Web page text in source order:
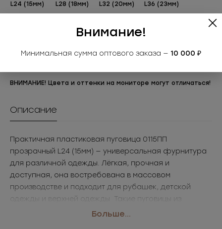
L24 (15мм) L28 (18мм) L32 (20мм) L36 (23мм)
ВНИМАНИЕ! Цвета и оттенки на мониторе могут отличаться!
Описание
Практичная пластиковая пуговица 0115ПП
прозрачный L24 (15мм) — универсальная фурнитура
для различной одежды. Лёгкая, прочная и
доступная, она востребована в массовом
производстве и подходит для рубашек, детской
одежды и верхней одежды. Такие пуговицы из
пластика легко крепятся и выпускаются в широком
Больше...
Внимание!
Минимальная сумма оптового заказа — 10 000 ₽